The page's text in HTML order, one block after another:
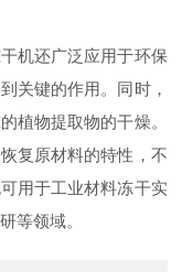
机还广泛应用于环保
关键的作用。同时，
植物提取物的干燥。
复原材料的特性，不
用于工业材料冻干实
等领域。